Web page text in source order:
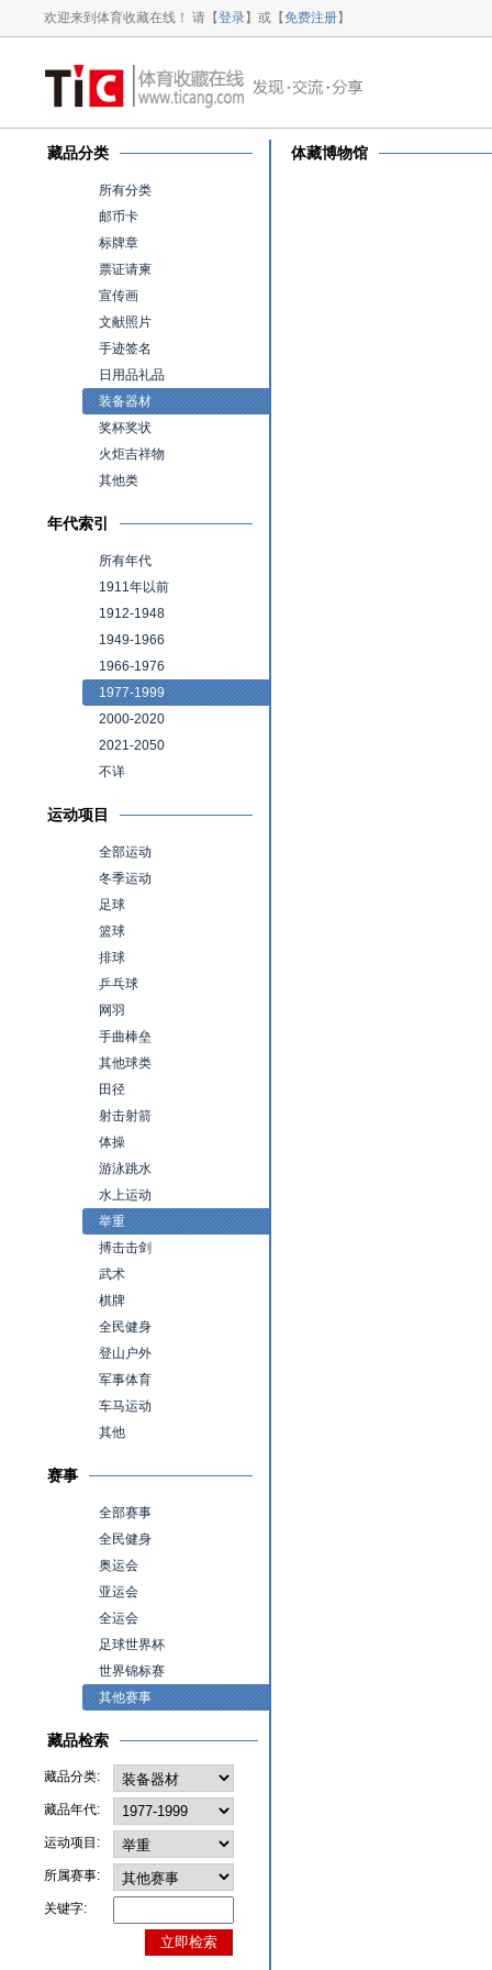
欢迎来到体育收藏在线！ 请【登录】或【免费注册】
藏品分类
所有分类
邮币卡
标牌章
票证请柬
宣传画
文献照片
手迹签名
日用品礼品
装备器材
奖杯奖状
火炬吉祥物
其他类
年代索引
所有年代
1911年以前
1912-1948
1949-1966
1966-1976
1977-1999
2000-2020
2021-2050
不详
运动项目
全部运动
冬季运动
足球
篮球
排球
乒乓球
网羽
手曲棒垒
其他球类
田径
射击射箭
体操
游泳跳水
水上运动
举重
搏击击剑
武术
棋牌
全民健身
登山户外
军事体育
车马运动
其他
赛事
全部赛事
全民健身
奥运会
亚运会
全运会
足球世界杯
世界锦标赛
其他赛事
藏品检索
藏品分类:
藏品年代:
运动项目:
所属赛事:
关键字:
体藏博物馆